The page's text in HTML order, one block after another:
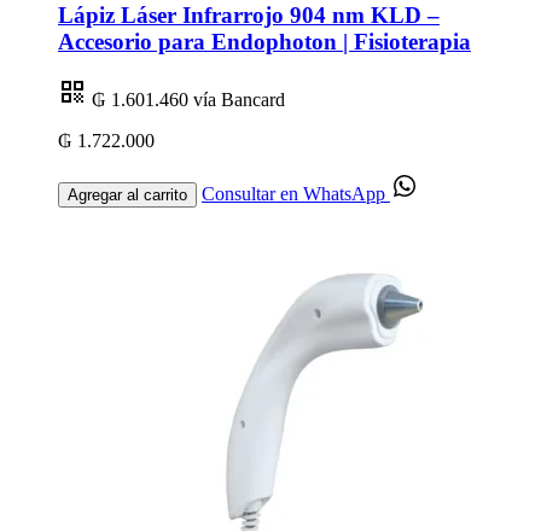
Lápiz Láser Infrarrojo 904 nm KLD –
Accesorio para Endophoton | Fisioterapia
₲ 1.601.460 vía Bancard
₲ 1.722.000
Agregar al carrito Consultar en WhatsApp